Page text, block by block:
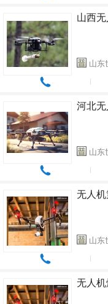
山西
山东
河北
山东
无人
山东
无人